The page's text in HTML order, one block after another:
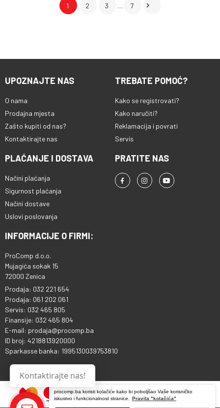
procomp.ba koristi kolačiće kako bi poboljšao Vaše korisničko
iskustvo i funkcionalnost stranice.
Pravila "kolačića"
1 2 3 … 7 
UPOZNAJTE NAS
O nama
Prodajna mjesta
Zašto kupiti od nas?
Kontaktirajte nas
TREBATE POMOĆ?
Kako se registrovati?
Kako naručiti?
Reklamacija i povrati
Servis
PLAĆANJE I DOSTAVA
Načini plaćanja
Sigurnost plaćanja
Načini dostave
Uslovi poslovanja
PRATITE NAS
INFORMACIJE O FIRMI:
ProComp d.o.o.
Mujagića sokak 15
72000 Zenica
Prodaja: 032 221 654
Prodaja: 061 202 061
Servis: 032 465 805
Finansije: 032 465 804
E-mail: prodaja@procomp.ba
ID broj: 4218813920000
Sparkasse banka: 1995130039753810
Kontaktirajte nas!